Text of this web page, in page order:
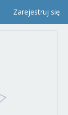
Zarejestruj się